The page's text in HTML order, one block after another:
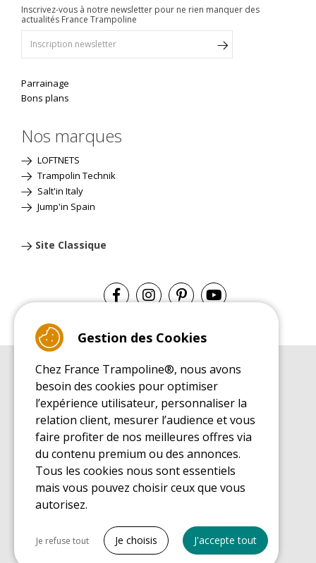
Inscrivez-vous à notre newsletter pour ne rien manquer des
actualités France Trampoline
Parrainage
Bons plans
Nos marques
LOFTNETS
Trampolin Technik
Salt'in Italy
Jump'in Spain
Site Classique
Guide d'achat pour les trampolines de loisirs
GUIDE DE MONTAGE
Guide de montage pour les trampolines de loisirs
GUIDE D'ENTRETIEN
Guide d'entretien des trampolines de loisirs
GUIDE DÉCOUVERTE
Guide de découverte des trampolines de loisirs
GUIDE D'ACHAT PIÈCES DE RECHANGE
Gestion des Cookies
Chez France Trampoline®, nous avons
besoin des cookies pour optimiser
l’expérience utilisateur, personnaliser la
relation client, mesurer l’audience et vous
faire profiter de nos meilleures offres via
du contenu premium ou des annonces.
Tous les cookies nous sont essentiels
mais vous pouvez choisir ceux que vous
autorisez.
Cookies nécessaires
Je refuse tout Je choisis J'accepte tout